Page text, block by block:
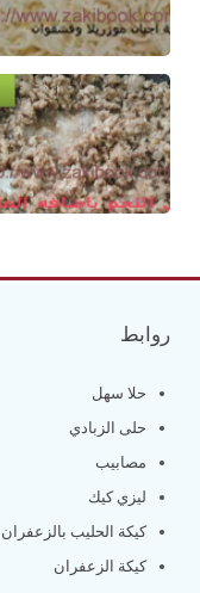
روابط
حلا سهل
حلى الزبادي
مصابيب
ليزي كيك
كيكة الحليب بالزعفران
كيكة الزعفران